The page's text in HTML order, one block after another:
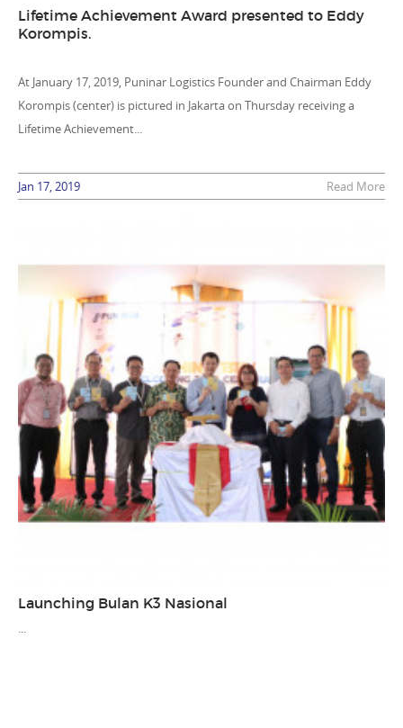
Lifetime Achievement Award presented to Eddy
Korompis.
At January 17, 2019, Puninar Logistics Founder and Chairman Eddy
Korompis (center) is pictured in Jakarta on Thursday receiving a
Lifetime Achievement...
Jan 17, 2019 Read More
Launching Bulan K3 Nasional
...